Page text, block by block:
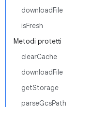
downloadFile
isFresh
Metodi protetti
clearCache
downloadFile
getStorage
parseGcsPath